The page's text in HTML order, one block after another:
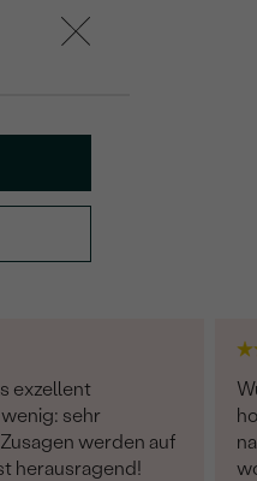
exzellent
sehr
werden auf
herausragend!